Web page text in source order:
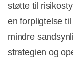
støtte til
en forpligtelse
mindre
strategien og